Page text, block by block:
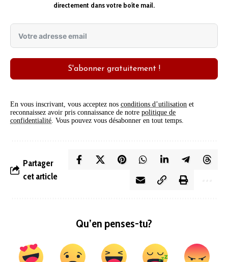
directement dans votre boîte mail.
S'abonner gratuitement !
En vous inscrivant, vous acceptez nos conditions d’utilisation et
reconnaissez avoir pris connaissance de notre politique de
confidentialité. Vous pouvez vous désabonner en tout temps.
Partager
cet article
Qu’en penses-tu?